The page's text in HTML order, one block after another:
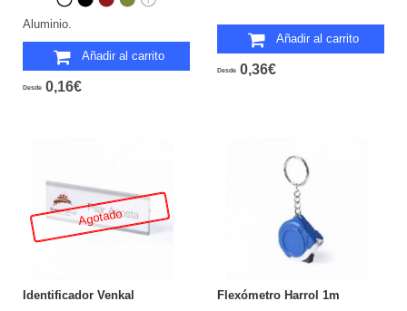
Aluminio.
Añadir al carrito
Desde 0,16€
Añadir al carrito
Desde 0,36€
Agotado
Identificador Venkal Flexómetro Harrol 1m